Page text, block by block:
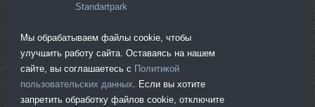
Standartpark
Мы обрабатываем файлы cookie, чтобы
улучшить работу сайта. Оставаясь на нашем
сайте, вы соглашаетесь с Политикой
пользовательских данных . Если вы хотите
запретить обработку файлов cookie, отключите